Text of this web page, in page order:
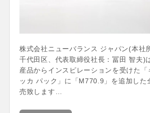
株式会社ニューバランス ジャパン(本社
千代田区、代表取締役社長：冨田 智夫)
産品からインスピレーションを受けた「
ッカ パック」に「M770.9」を追加した
売致します…